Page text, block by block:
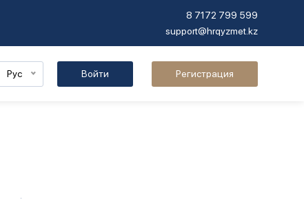
8 7172 799 599
support@hrqyzmet.kz
Рус Войти Регистрация